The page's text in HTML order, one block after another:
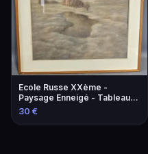
Ecole Russe XXème -
Paysage Enneigé - Tableau
Original
30 €